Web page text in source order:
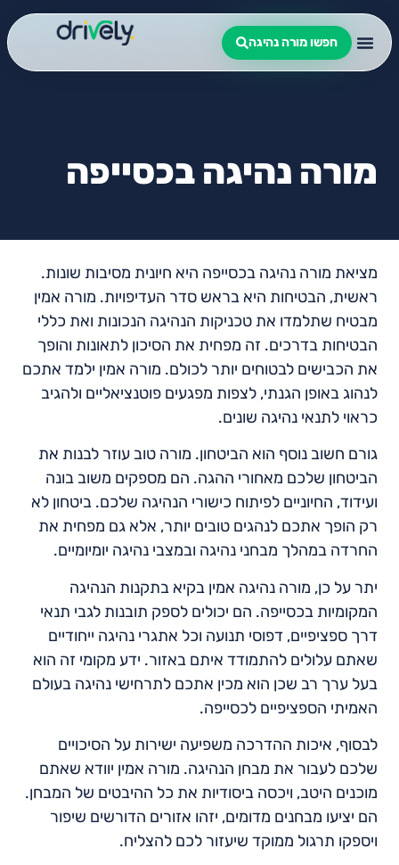
חפשו מורה נהיגה
מורה נהיגה בכסייפה
מציאת מורה נהיגה בכסייפה היא חיונית מסיבות שונות.
ראשית, הבטיחות היא בראש סדר העדיפויות. מורה אמין
מבטיח שתלמדו את טכניקות הנהיגה הנכונות ואת כללי
הבטיחות בדרכים. זה מפחית את הסיכון לתאונות והופך
את הכבישים לבטוחים יותר לכולם. מורה אמין ילמד אתכם
לנהוג באופן הגנתי, לצפות מפגעים פוטנציאליים ולהגיב
כראוי לתנאי נהיגה שונים.
גורם חשוב נוסף הוא הביטחון. מורה טוב עוזר לבנות את
הביטחון שלכם מאחורי ההגה. הם מספקים משוב בונה
ועידוד, החיוניים לפיתוח כישורי הנהיגה שלכם. ביטחון לא
רק הופך אתכם לנהגים טובים יותר, אלא גם מפחית את
החרדה במהלך מבחני נהיגה ובמצבי נהיגה יומיומיים.
יתר על כן, מורה נהיגה אמין בקיא בתקנות הנהיגה
המקומיות בכסייפה. הם יכולים לספק תובנות לגבי תנאי
דרך ספציפיים, דפוסי תנועה וכל אתגרי נהיגה ייחודיים
שאתם עלולים להתמודד איתם באזור. ידע מקומי זה הוא
בעל ערך רב שכן הוא מכין אתכם לתרחישי נהיגה בעולם
האמיתי הספציפיים לכסייפה.
לבסוף, איכות ההדרכה משפיעה ישירות על הסיכויים
שלכם לעבור את מבחן הנהיגה. מורה אמין יוודא שאתם
מוכנים היטב, ויכסה ביסודיות את כל ההיבטים של המבחן.
הם יציעו מבחנים מדומים, יזהו אזורים הדורשים שיפור
ויספקו תרגול ממוקד שיעזור לכם להצליח.